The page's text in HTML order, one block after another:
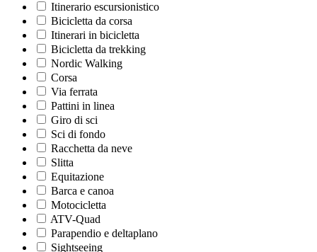
Itinerario escursionistico
Bicicletta da corsa
Itinerari in bicicletta
Bicicletta da trekking
Nordic Walking
Corsa
Via ferrata
Pattini in linea
Giro di sci
Sci di fondo
Racchetta da neve
Slitta
Equitazione
Barca e canoa
Motocicletta
ATV-Quad
Parapendio e deltaplano
Sightseeing